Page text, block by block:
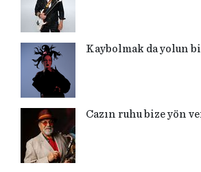
Kaybolmak da yolun
Cazın ruhu bize yön